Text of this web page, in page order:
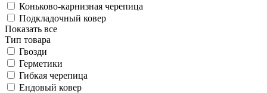
Коньково-карнизная черепица
Подкладочный ковер
Показать все
Тип товара
Гвозди
Герметики
Гибкая черепица
Ендовый ковер